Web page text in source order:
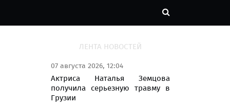
ЛЕНТА НОВОСТЕЙ
07 августа 2026, 12:04
Актриса Наталья Земцова
получила серьезную травму в
Грузии